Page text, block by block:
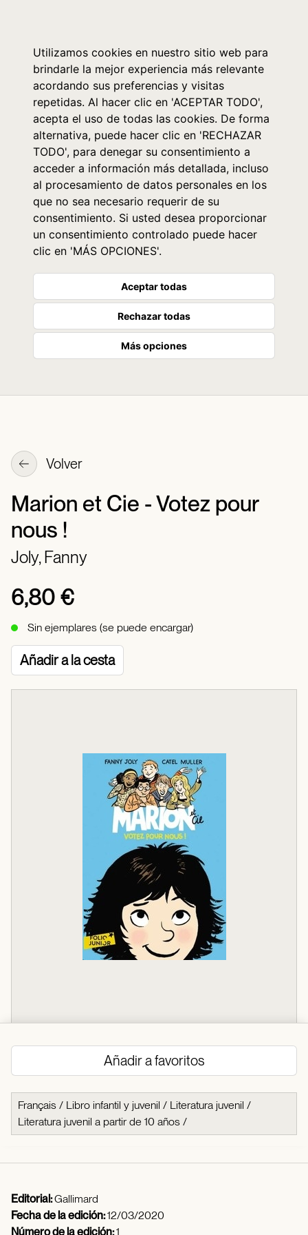
Utilizamos cookies en nuestro sitio web para
brindarle la mejor experiencia más relevante
acordando sus preferencias y visitas
repetidas. Al hacer clic en 'ACEPTAR TODO',
acepta el uso de todas las cookies. De forma
alternativa, puede hacer clic en 'RECHAZAR
TODO', para denegar su consentimiento a
acceder a información más detallada, incluso
al procesamiento de datos personales en los
que no sea necesario requerir de su
consentimiento. Si usted desea proporcionar
un consentimiento controlado puede hacer
clic en 'MÁS OPCIONES'.
Aceptar todas
Rechazar todas
Más opciones
Volver
Marion et Cie - Votez pour
nous !
Joly, Fanny
6,80 €
Sin ejemplares (se puede encargar)
Añadir a la cesta
Añadir a favoritos
Français / Libro infantil y juvenil / Literatura juvenil /
Literatura juvenil a partir de 10 años /
Editorial:Gallimard
Fecha de la edición:12/03/2020
Número de la edición:1